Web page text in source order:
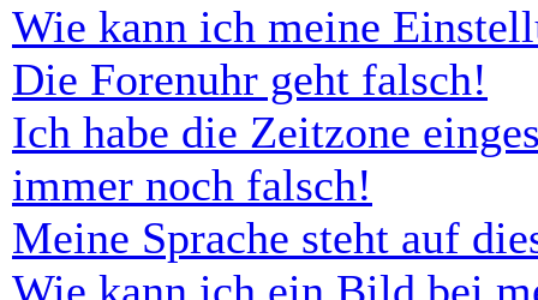
Wie kann ich meine
Die Forenuhr geht falsch!
Ich habe die Zeitzone
immer noch falsch!
Meine Sprache steht auf